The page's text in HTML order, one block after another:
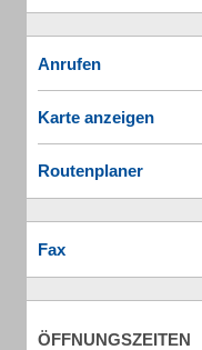
Anrufen
Karte anzeigen
Routenplaner
Fax
ÖFFNUNGSZEITEN